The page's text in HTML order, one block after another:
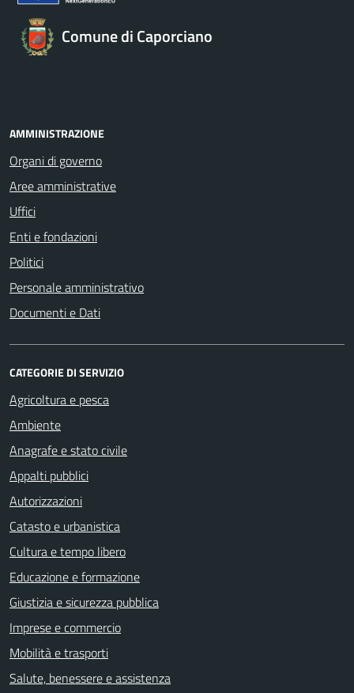
Comune di Caporciano
AMMINISTRAZIONE
Organi di governo
Aree amministrative
Uffici
Enti e fondazioni
Politici
Personale amministrativo
Documenti e Dati
CATEGORIE DI SERVIZIO
Agricoltura e pesca
Ambiente
Anagrafe e stato civile
Appalti pubblici
Autorizzazioni
Catasto e urbanistica
Cultura e tempo libero
Educazione e formazione
Giustizia e sicurezza pubblica
Imprese e commercio
Mobilità e trasporti
Salute, benessere e assistenza